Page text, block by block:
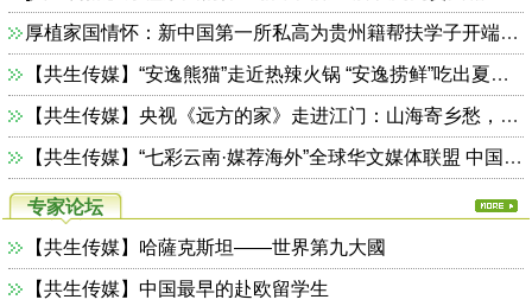
厚植家国情怀：新中国第一所私高为贵州籍帮扶学子开端午茶话会
【共生传媒】“安逸熊猫”走近热辣火锅 “安逸捞鲜”吃出夏日氛围
【共生传媒】央视《远方的家》走进江门：山海寄乡愁，侨都焕新生
【共生传媒】“七彩云南·媒荐海外”全球华文媒体联盟 中国行之走进云南活动在昆明启动
专家论坛
【共生传媒】哈薩克斯坦——世界第九大國
【共生传媒】中国最早的赴欧留学生